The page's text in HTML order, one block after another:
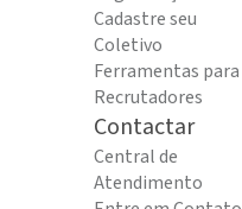
Cadastre seu
Coletivo
Ferramentas para
Recrutadores
Contactar
Central de
Atendimento